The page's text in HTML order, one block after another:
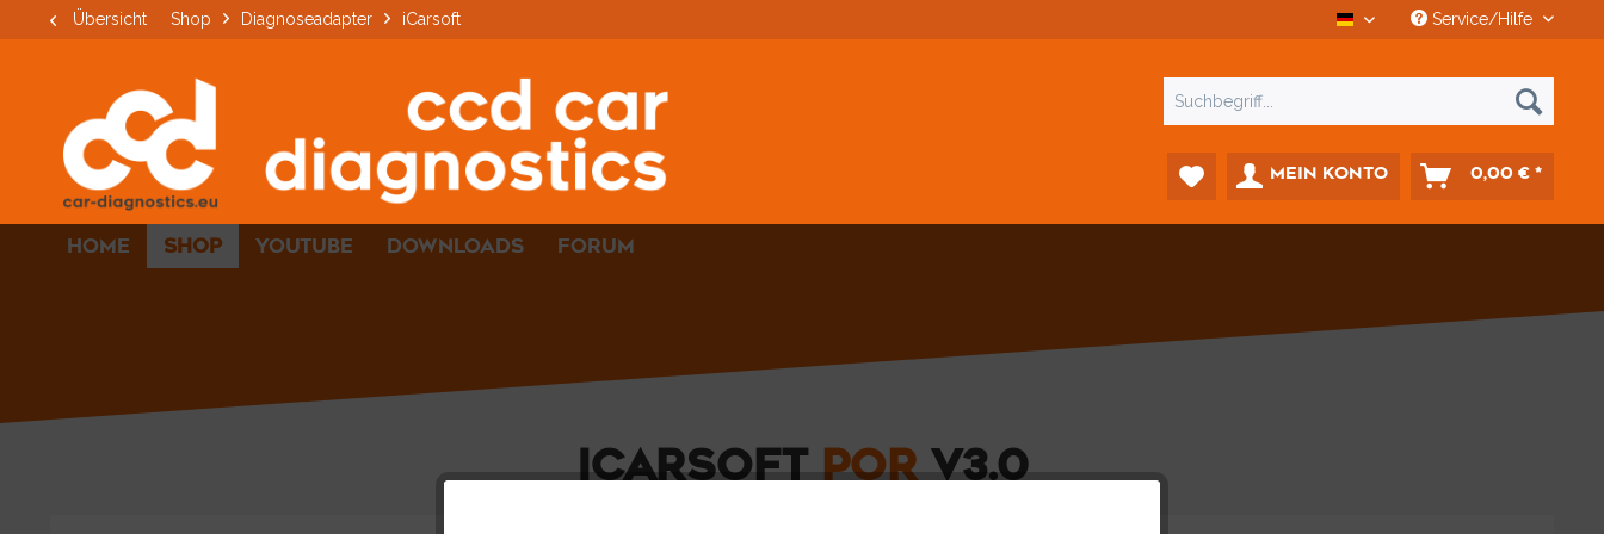
CCD Car-Diagnostics
Service/Hilfe
MEIN KONTO 0,00 € *
HOME SHOP YOUTUBE DOWNLOADS FORUM
Übersicht Shop Diagnoseadapter iCarsoft
ICARSOFT POR V3.0